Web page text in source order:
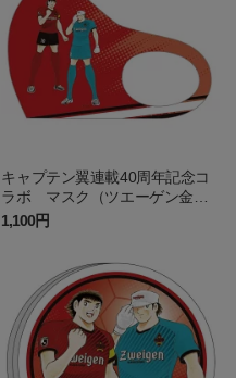
キャプテン翼連載40周年記念コ
ラボ マスク（ツエーゲン金
沢）
1,100円